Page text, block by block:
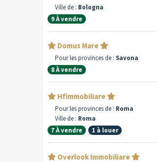
Ville de : Bologna
9 À vendre
Domus Mare
Pour les provinces de : Savona
8 À vendre
Hfimmobiliare
Pour les provinces de : Roma
Ville de : Roma
7 À vendre
1 à louer
Overlook Immobiliare